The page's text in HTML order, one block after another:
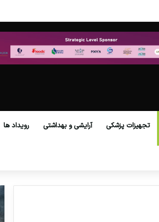
شد.
تجهیزات پزشکی آرایشی و بهداشتی رویداد ها